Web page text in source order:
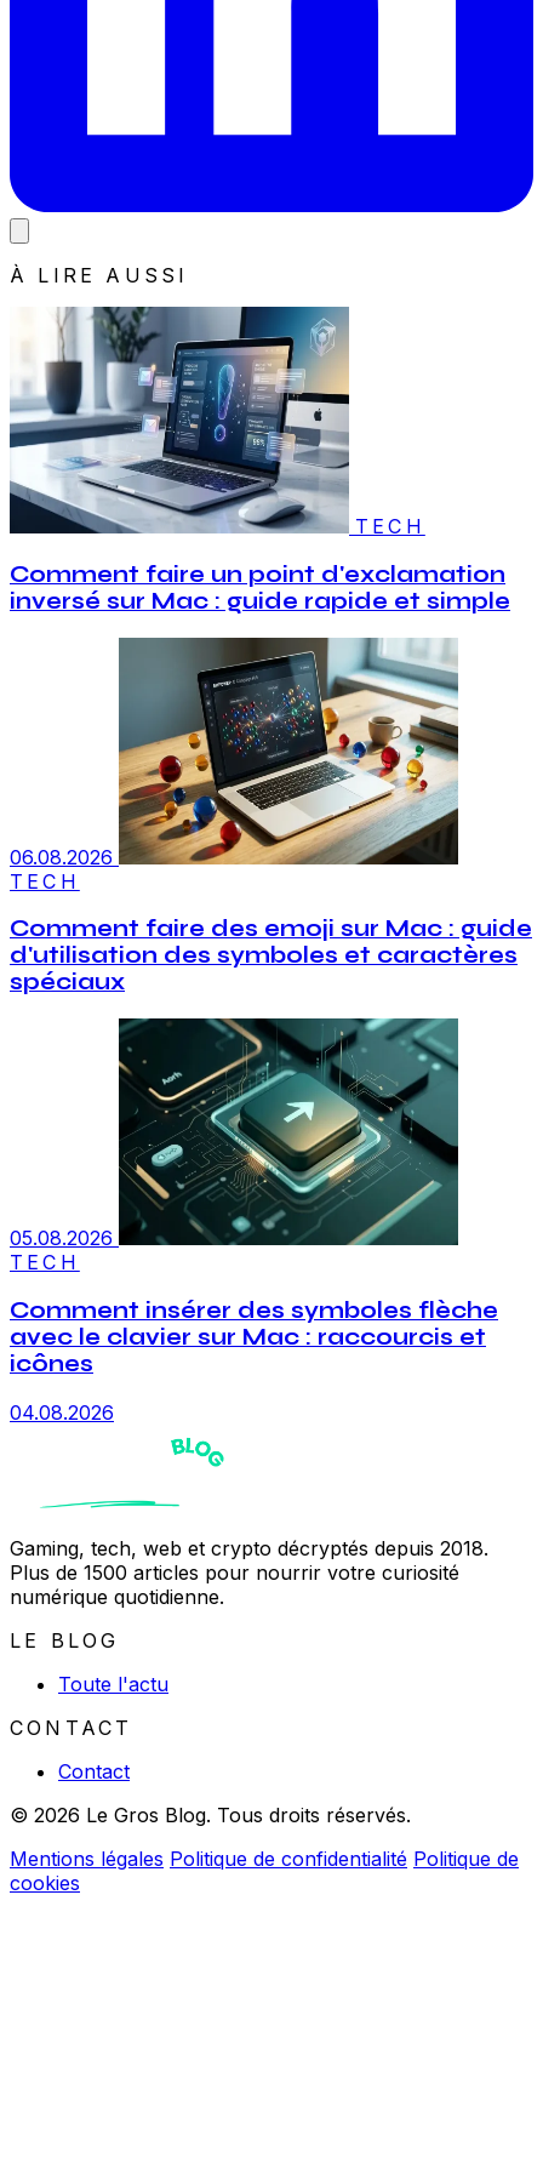
À LIRE AUSSI
TECH
Comment faire un point d'exclamation
inversé sur Mac : guide rapide et simple
06.08.2026
TECH
Comment faire des emoji sur Mac : guide
d'utilisation des symboles et caractères
spéciaux
05.08.2026
TECH
Comment insérer des symboles flèche
avec le clavier sur Mac : raccourcis et
icônes
04.08.2026
Gaming, tech, web et crypto décryptés depuis 2018.
Plus de 1500 articles pour nourrir votre curiosité
numérique quotidienne.
LE BLOG
Toute l'actu
CONTACT
Contact
© 2026 Le Gros Blog. Tous droits réservés.
Mentions légales Politique de confidentialité Politique de
cookies